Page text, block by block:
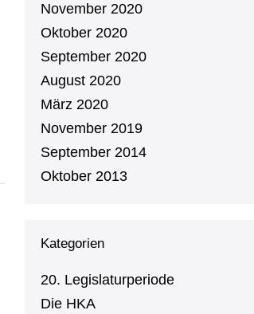
November 2020
Oktober 2020
September 2020
August 2020
März 2020
November 2019
September 2014
Oktober 2013
Kategorien
20. Le­gis­la­tur­pe­ri­ode
Die HKA